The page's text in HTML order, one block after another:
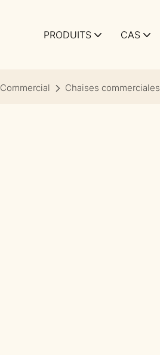
PRODUITS CAS
Commercial Chaises commerciales